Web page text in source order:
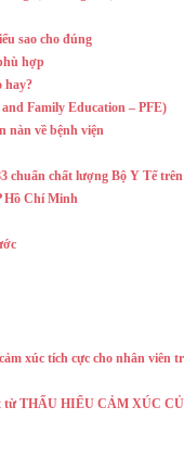
sao cho đúng
hợp
hay?
Family Education – PFE)
nàn về bệnh viện
chuẩn chất lượng Bộ Y Tế
Hồ Chí Minh
xúc tích cực cho nhân viên
từ THẤU HIỂU CẢM XÚC